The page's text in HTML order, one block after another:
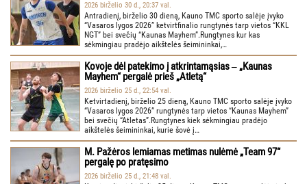
2026 birželio 30 d., 20:37 val.
Antradienį, birželio 30 dieną, Kauno TMC sporto salėje įvyko
“Vasaros lygos 2026” ketvirtfinalio rungtynės tarp vietos “KKL
NGT” bei svečių “Kaunas Mayhem”.Rungtynes kur kas
sėkmingiau pradėjo aikštelės šeimininkai,…
Kovoje dėl patekimo į atkrintamąsias ‒ „Kaunas
Mayhem“ pergalė prieš „Atletą“
2026 birželio 25 d., 22:54 val.
Ketvirtadienį, birželio 25 dieną, Kauno TMC sporto salėje įvyko
“Vasaros lygos 2026” rungtynės tarp vietos “Kaunas Mayhem”
bei svečių “Atletas”.Rungtynes kiek sėkmingiau pradėjo
aikštelės šeimininkai, kurie šovė į…
M. Pažėros lemiamas metimas nulėmė „Team 97“
pergalę po pratęsimo
2026 birželio 25 d., 21:48 val.